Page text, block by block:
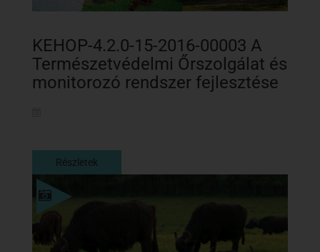
KEHOP-4.2.0-15-2016-00003 A
Természetvédelmi Őrszolgálat és
monitorozó rendszer fejlesztése
Részletek
Részletek